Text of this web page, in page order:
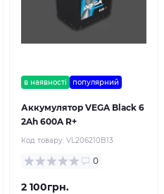
в наявності популярний
Аккумулятор VEGA Black 6
2Ah 600A R+
Код товару: VL206210B13
0
2 100грн.